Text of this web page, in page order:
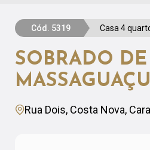
Cód. 5319 Casa 4
SOBRADO
MASSAGUAÇU
Rua Dois, Costa Nova,